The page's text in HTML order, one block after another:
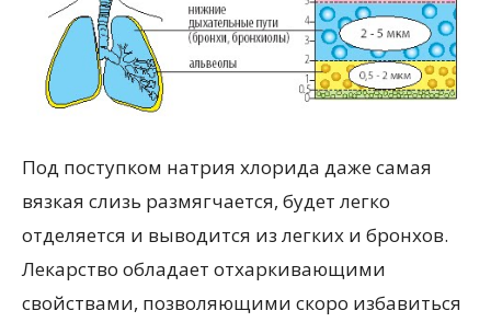
Под поступком натрия хлорида даже самая
вязкая слизь размягчается, будет легко
отделяется и выводится из легких и бронхов.
Лекарство обладает отхаркивающими
свойствами, позволяющими скоро избавиться